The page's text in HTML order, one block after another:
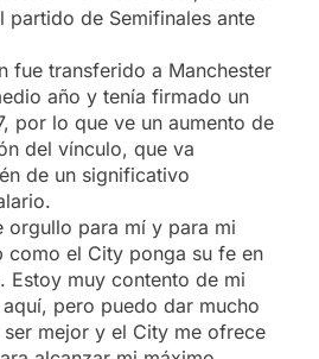
partido de Semifinales ante
fue transferido a Manchester
año y tenía firmado un
por lo que ve un aumento de
del vínculo, que va
de un significativo
orgullo para mí y para mi
como el City ponga su fe en
Estoy muy contento de mi
pero puedo dar mucho
mejor y el City me ofrece